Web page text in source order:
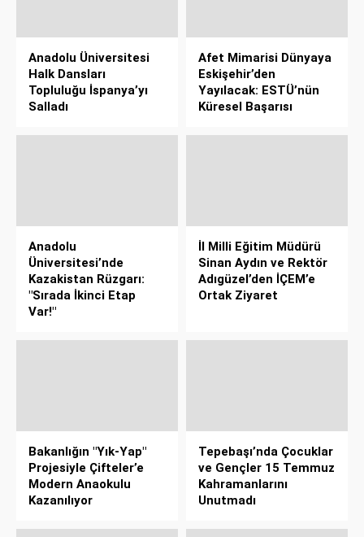
Anadolu Üniversitesi
Halk Dansları
Topluluğu İspanya’yı
Salladı
Afet Mimarisi Dünyaya
Eskişehir’den
Yayılacak: ESTÜ’nün
Küresel Başarısı
Anadolu
Üniversitesi’nde
Kazakistan Rüzgarı:
"Sırada İkinci Etap
Var!"
İl Milli Eğitim Müdürü
Sinan Aydın ve Rektör
Adıgüzel’den İÇEM’e
Ortak Ziyaret
Bakanlığın "Yık-Yap"
Projesiyle Çifteler’e
Modern Anaokulu
Kazanılıyor
Tepebaşı’nda Çocuklar
ve Gençler 15 Temmuz
Kahramanlarını
Unutmadı